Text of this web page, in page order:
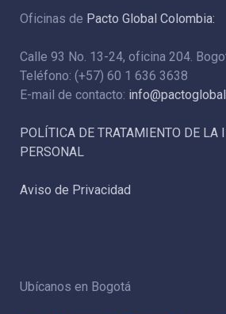
Oficinas de Pacto Global Colombia:
Calle 93 No. 13-24, oficina 204.
Teléfono: (+57) 60 1 636 3638
E-mail de contacto:
POLÍTICA DE TRATAMIENTO DE LA
PERSONAL
Aviso de Privacidad
Ubícanos en Bogotá